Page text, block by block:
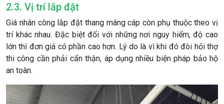
2.3. Vị trí lắp đặt
Giá nhân công lắp đặt thang máng cáp còn phụ thuộc theo vị
trí khác nhau. Đặc biệt đối với những nơi nguy hiểm, độ cao
lớn thì đơn giá có phần cao hơn. Lý do là vì khi đó đòi hỏi thợ
thi công cần phải cẩn thận, áp dụng nhiều biện pháp bảo hộ
an toàn.